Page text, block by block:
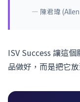
— 陳君瑋
ISV Success 讓這
品做好，而是把它